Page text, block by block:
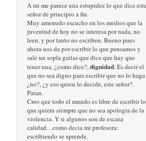
A mi me parece una estupidez lo que dice
señor de principio a fin.
Muy amenudo escucho en los medios que la
juventud de hoy no se interesa por nada, no
leen, y por tanto no escriben. Bueno pues
ahora nos da por escribir lo que pensamos y
sale un sopla gaitas que dice que hay que
tener una, ¿como dice?,dignidad. Es decir el
que no sea digno para escribir que no lo haga
¿no?, ¿y eso quien lo decide, este señor?.
Patan.
Creo que todo el mundo es libre de escribir lo
que quiera siempre que no sea apologia de la
violencia. Y si algunos son de escasa
calidad…como decia mi profesora:
escribiendo se aprende.